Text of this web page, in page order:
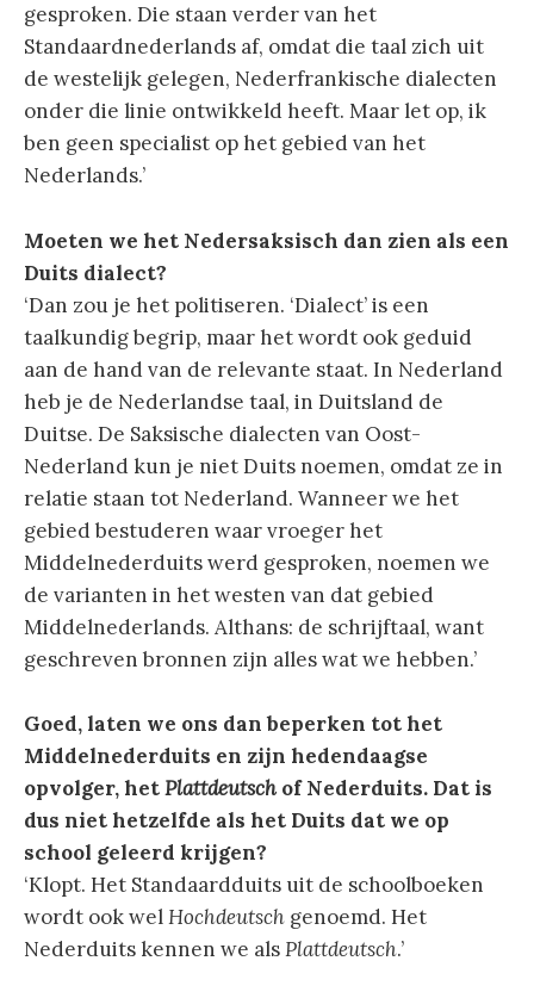
gesproken. Die staan verder van het
Standaardnederlands af, omdat die taal zich uit
de westelijk gelegen, Nederfrankische dialecten
onder die linie ontwikkeld heeft. Maar let op, ik
ben geen specialist op het gebied van het
Nederlands.’
Moeten we het Nedersaksisch dan zien als een
Duits dialect?
‘Dan zou je het politiseren. ‘Dialect’ is een
taalkundig begrip, maar het wordt ook geduid
aan de hand van de relevante staat. In Nederland
heb je de Nederlandse taal, in Duitsland de
Duitse. De Saksische dialecten van Oost-
Nederland kun je niet Duits noemen, omdat ze in
relatie staan tot Nederland. Wanneer we het
gebied bestuderen waar vroeger het
Middelnederduits werd gesproken, noemen we
de varianten in het westen van dat gebied
Middelnederlands. Althans: de schrijftaal, want
geschreven bronnen zijn alles wat we hebben.’
Goed, laten we ons dan beperken tot het
Middelnederduits en zijn hedendaagse
opvolger, hetPlattdeutsch of Nederduits. Dat is
dus niet hetzelfde als het Duits dat we op
school geleerd krijgen?
‘Klopt. Het Standaardduits uit de schoolboeken
wordt ook welHochdeutsch genoemd. Het
Nederduits kennen we alsPlattdeutsch.’